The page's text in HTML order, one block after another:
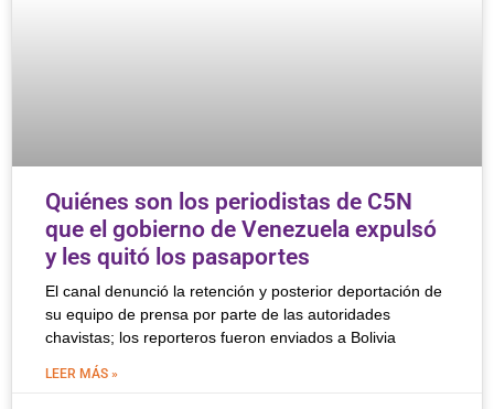
Quiénes son los periodistas de C5N
que el gobierno de Venezuela expulsó
y les quitó los pasaportes
El canal denunció la retención y posterior deportación de
su equipo de prensa por parte de las autoridades
chavistas; los reporteros fueron enviados a Bolivia
LEER MÁS »